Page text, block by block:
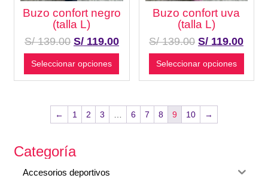
Categoría
Accesorios deportivos
Buzo confort negro
(talla L)
S/139.00 S/119.00
Seleccionar opciones
Buzo confort uva
(talla L)
S/139.00 S/ 119.00
Seleccionar opciones
← 1 2 3 … 6 7 8 9 10 →